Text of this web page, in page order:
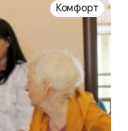
Комфорт